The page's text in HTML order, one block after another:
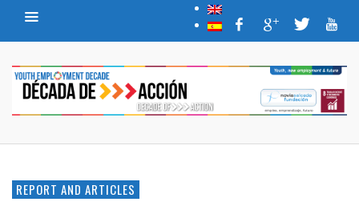
REPORT AND ARTICLES